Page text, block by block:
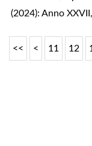
(2024): Anno
<< < 11 12